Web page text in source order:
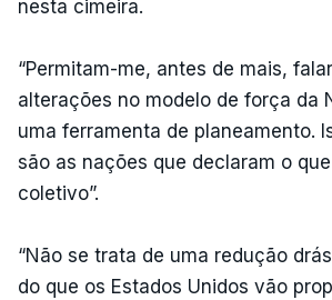
nesta cimeira.
“Permitam-me, antes de mais,
alterações no modelo de força da
uma ferramenta de planeamento.
são as nações que declaram o
coletivo”.
“Não se trata de uma redução
do que os Estados Unidos vão